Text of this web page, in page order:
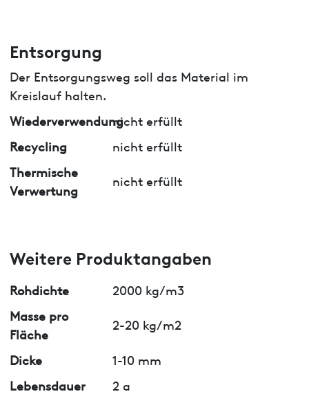
Entsorgung
Der Entsorgungsweg soll das Material im
Kreislauf halten.
Wiederverwendungnicht erfüllt
Recycling
nicht erfüllt
Thermische
Verwertung
nicht erfüllt
Weitere Produktangaben
Rohdichte
2000 kg/m3
Masse pro
Fläche
2-20 kg/m2
Dicke
1-10 mm
Lebensdauer
2 a